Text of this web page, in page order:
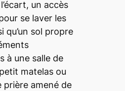
un accès
se laver les
qu’un sol propre
à une salle de
matelas ou
prière amené de